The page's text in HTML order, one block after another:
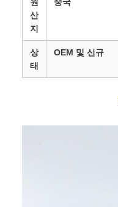
산
지
상
태
OEM 및 신규